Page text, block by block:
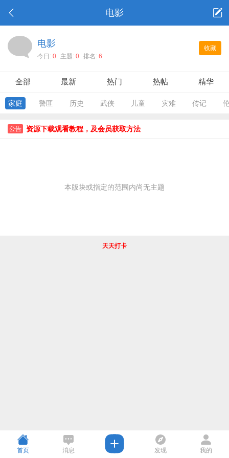
电影
收藏
电影
今日: 0 主题: 0 排名: 6
全部 最新 热门 热帖 精华
家庭 警匪 历史 武侠 儿童 灾难 传记
公告 资源下载观看教程，及会员获取方法
本版块或指定的范围内尚无主题
天天打卡
首页 消息 发现 我的